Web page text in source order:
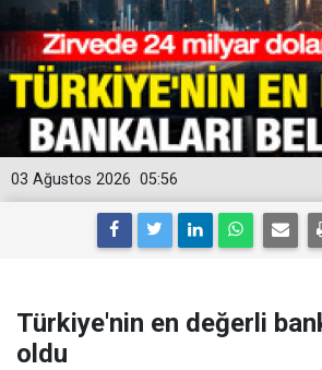
05:56
03 Ağustos 2026
Türkiye'nin en değerli
oldu